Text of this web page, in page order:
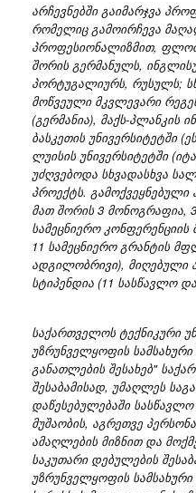
არჩევნებში გაიმარჯვა
რომელიც გამოირჩევა
პროფესიონალიზმით,
შორის გერმანულს,
პორტუგალიურს, რუსულს;
მოწვეული მკვლევარი
(გერმანია), მაქს-პლანკის
ბასკეთის უნივერსიტეტში
ლუისის უნივერსიტეტში
უძღვებოდა სხვადასხვა
პროექტს. გამოქვეყნებული
მათ შორის 3 მონოგრაფია,
სამეცნიერო
11 სამეცნიერო გრანტის
ადგილობრივი), მიღებული
სტიპენდია (11 სასწავლო
საქართველოს ტექნიკური
უზრუნველყოფის
განათლების შესახებ"
შესაბამისად, უმაღლეს
დაწესებულებაში
მუშაობის, აგრეთვე
ამაღლების მიზნით და
საკუთარი დებულების
უზრუნველყოფის